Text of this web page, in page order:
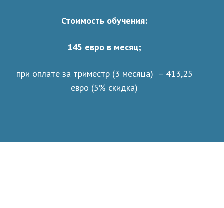
Стоимость обучения:
145 евро в месяц;
при оплате за триместр (3 месяца) – 413,25
евро (5% скидка)